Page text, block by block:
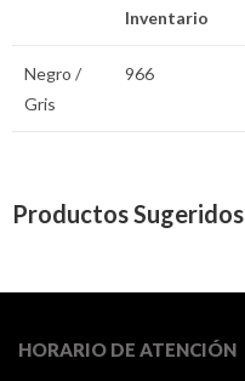
Inventario
Negro /
Gris
966
Productos Sugeridos
HORARIO DE ATENCIÓN